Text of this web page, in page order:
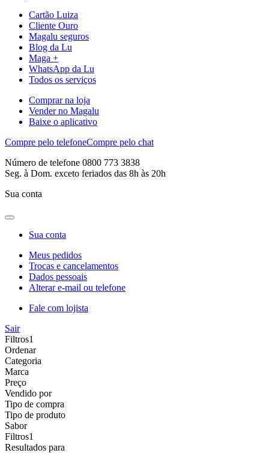
Cartão Luiza
Cliente Ouro
Magalu seguros
Blog da Lu
Maga +
WhatsApp da Lu
Todos os serviços
Comprar na loja
Vender no Magalu
Baixe o aplicativo
Compre pelo telefoneCompre pelo chat
Número de telefone 0800 773 3838
Seg. à Dom. exceto feriados das 8h às 20h
Sua conta
Sua conta
Meus pedidos
Trocas e cancelamentos
Dados pessoais
Alterar e-mail ou telefone
Fale com lojista
Sair
Filtros1
Ordenar
Categoria
Marca
Preço
Vendido por
Tipo de compra
Tipo de produto
Sabor
Filtros1
Resultados para